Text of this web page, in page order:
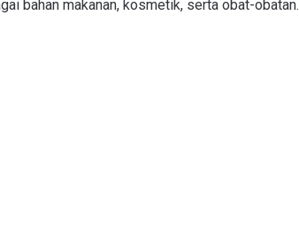
bahan makanan, kosmetik, serta obat-obatan.